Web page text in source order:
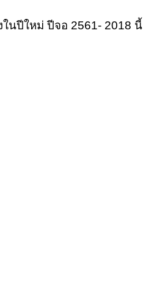
นปีใหม่ ปีจอ 2561- 2018 นี้